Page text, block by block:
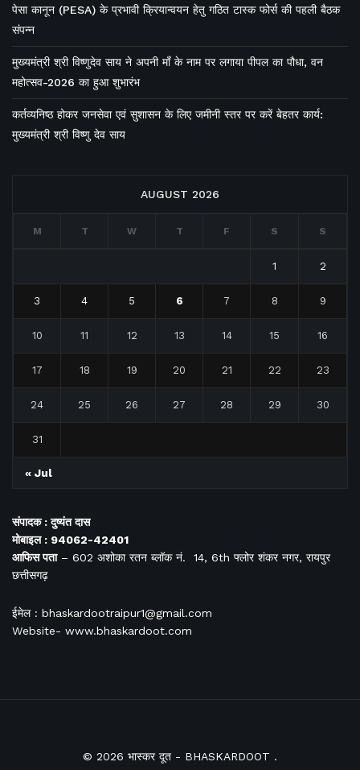
पेसा कानून (PESA) के प्रभावी क्रियान्वयन हेतु गठित टास्क फोर्स की पहली बैठक
संपन्न
मुख्यमंत्री श्री विष्णुदेव साय ने अपनी माँ के नाम पर लगाया पीपल का पौधा, वन
महोत्सव-2026 का हुआ शुभारंभ
कर्तव्यनिष्ठ होकर जनसेवा एवं सुशासन के लिए जमीनी स्तर पर करें बेहतर कार्य:
मुख्यमंत्री श्री विष्णु देव साय
AUGUST 2026
M T W T F S S
1 2
3 4 5 6 7 8 9
10 11 12 13 14 15 16
17 18 19 20 21 22 23
24 25 26 27 28 29 30
31
« Jul
संपादक : दुष्यंत दास
मोबाइल : 94062-42401
आफिसपता– 602 अशोका रतन ब्लॉक नं. 14, 6th फ्लोर शंकर नगर, रायपुर
छत्तीसगढ़
ईमेल : bhaskardootraipur1@gmail.com
Website- www.bhaskardoot.com
© 2026 भास्कर दूत - BHASKARDOOT .